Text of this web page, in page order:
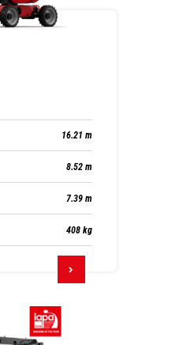
16.21 m
8.52 m
7.39 m
408 kg